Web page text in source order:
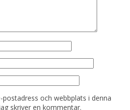
och webbplats i denna
skriver en kommentar.